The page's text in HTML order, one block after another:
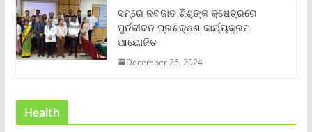
ସମ୍‌ରେ ନବଜାତ ଶିଶୁଙ୍କ କ୍ଷେତ୍ରରେ
ପୁର୍ନଜୀବନ ପ୍ରଶିକ୍ଷଣ କାର୍ଯ୍ୟକ୍ରମ
ଆୟୋଜିତ
December 26, 2024
Health